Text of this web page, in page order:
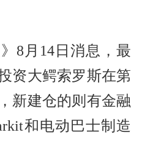
8月14日消息，最
资大鳄索罗斯在第
，新建仓的则有金融
和电动巴士制造